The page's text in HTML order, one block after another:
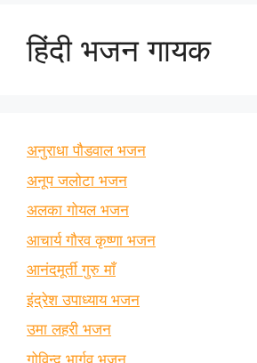
हिंदी भजन गायक
अनुराधा पौडवाल भजन
अनूप जलोटा भजन
अलका गोयल भजन
आचार्य गौरव कृष्णा भजन
आनंदमूर्ती गुरु माँ
इंद्रेश उपाध्याय भजन
उमा लहरी भजन
गोविन्द भार्गव भजन